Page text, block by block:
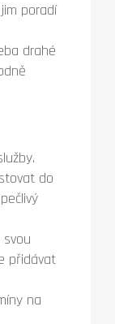
poradí
drahé
do
přidávat
na